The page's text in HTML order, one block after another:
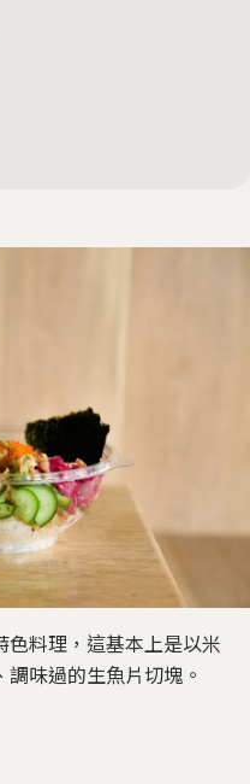
料理，這基本上是以米
味過的生魚片切塊。